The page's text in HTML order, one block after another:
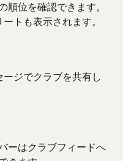
順位を確認できます。
トも表示されます。
ジでクラブを共有し
ーはクラブフィードへ